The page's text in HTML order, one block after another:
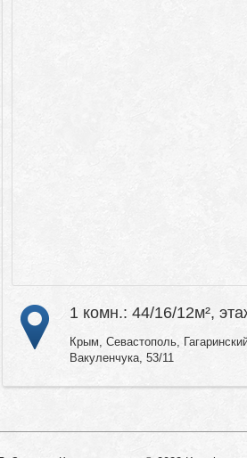
1 комн.: 44/16/12м²,
Крым, Севастополь,
Вакуленчука, 53/11